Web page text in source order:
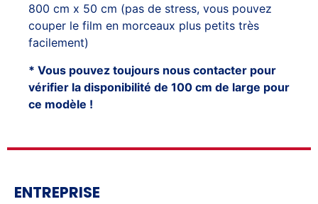
800 cm x 50 cm (pas de stress, vous pouvez
couper le film en morceaux plus petits très
facilement)
* Vous pouvez toujours nous contacter pour
vérifier la disponibilité de 100 cm de large pour
ce modèle !
ENTREPRISE